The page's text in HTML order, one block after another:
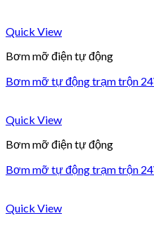
Quick View
Bơm mỡ điện tự động
Bơm mỡ tự động trạm trộn
Quick View
Bơm mỡ điện tự động
Bơm mỡ tự động trạm trộn
Quick View